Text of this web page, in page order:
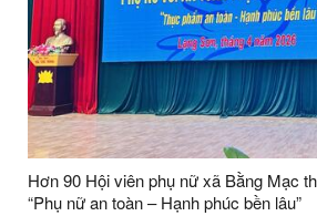
Hơn 90 Hội viên phụ nữ xã Bằng Mạc
“Phụ nữ an toàn – Hạnh phúc bền lâu”